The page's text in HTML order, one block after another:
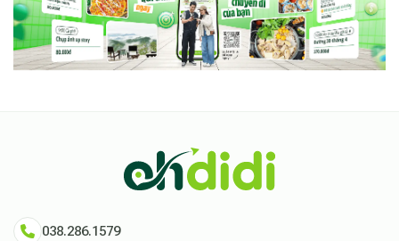
038.286.1579